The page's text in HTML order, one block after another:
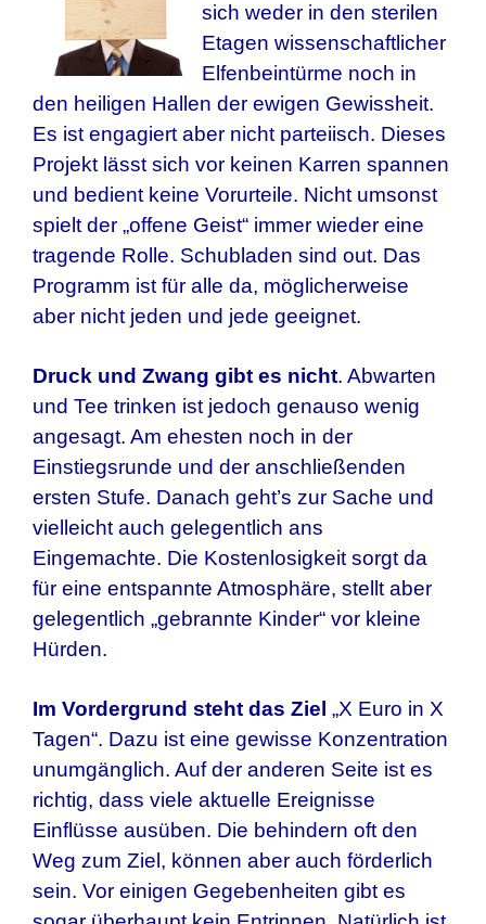
sich weder in den sterilen
Etagen wissenschaftlicher
Elfenbeintürme noch in
den heiligen Hallen der ewigen Gewissheit.
Es ist engagiert aber nicht parteiisch. Dieses
Projekt lässt sich vor keinen Karren spannen
und bedient keine Vorurteile. Nicht umsonst
spielt der „offene Geist“ immer wieder eine
tragende Rolle. Schubladen sind out. Das
Programm ist für alle da, möglicherweise
aber nicht jeden und jede geeignet.
Druck und Zwang gibt es nicht. Abwarten
und Tee trinken ist jedoch genauso wenig
angesagt. Am ehesten noch in der
Einstiegsrunde und der anschließenden
ersten Stufe. Danach geht’s zur Sache und
vielleicht auch gelegentlich ans
Eingemachte. Die Kostenlosigkeit sorgt da
für eine entspannte Atmosphäre, stellt aber
gelegentlich „gebrannte Kinder“ vor kleine
Hürden.
Im Vordergrund steht das Ziel „X Euro in X
Tagen“. Dazu ist eine gewisse Konzentration
unumgänglich. Auf der anderen Seite ist es
richtig, dass viele aktuelle Ereignisse
Einflüsse ausüben. Die behindern oft den
Weg zum Ziel, können aber auch förderlich
sein. Vor einigen Gegebenheiten gibt es